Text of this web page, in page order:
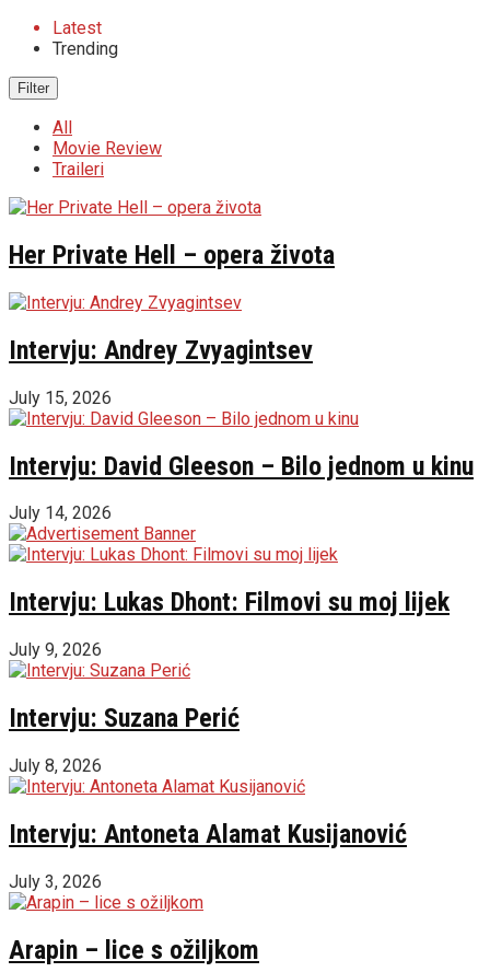
Latest
Trending
Filter
All
Movie Review
Traileri
Her Private Hell – opera života
Intervju: Andrey Zvyagintsev
July 15, 2026
Intervju: David Gleeson – Bilo jednom u kinu
July 14, 2026
Intervju: Lukas Dhont: Filmovi su moj lijek
July 9, 2026
Intervju: Suzana Perić
July 8, 2026
Intervju: Antoneta Alamat Kusijanović
July 3, 2026
Arapin – lice s ožiljkom